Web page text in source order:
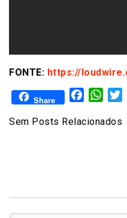
FONTE: https://
Share Facebook
Sem Posts Relacionados